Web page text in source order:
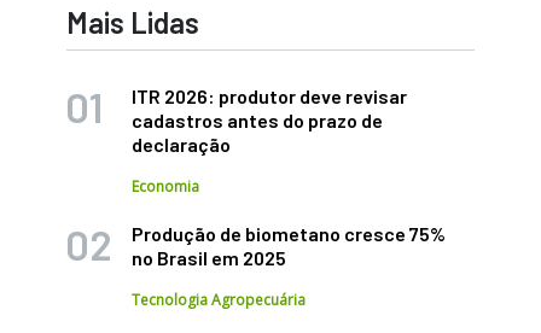
Mais Lidas
ITR 2026: produtor deve revisar
cadastros antes do prazo de
declaração
Economia
Produção de biometano cresce 75%
no Brasil em 2025
Tecnologia Agropecuária